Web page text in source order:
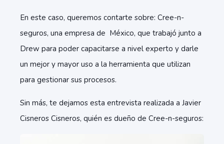
En este caso, queremos contarte sobre: Cree-n-
seguros, una empresa de México, que trabajó junto a
Drew para poder capacitarse a nivel experto y darle
un mejor y mayor uso a la herramienta que utilizan
para gestionar sus procesos.
Sin más, te dejamos esta entrevista realizada a Javier
Cisneros Cisneros, quién es dueño de Cree-n-seguros: